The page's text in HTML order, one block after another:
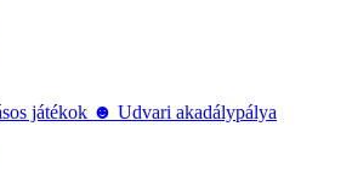
játékok ☻ Udvari akadálypálya